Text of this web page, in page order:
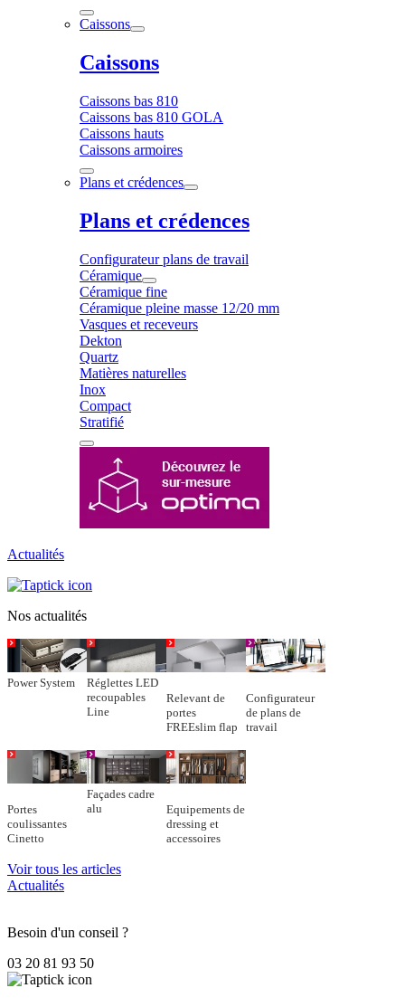
Caissons
Caissons
Caissons bas 810
Caissons bas 810 GOLA
Caissons hauts
Caissons armoires
Plans et crédences
Plans et crédences
Configurateur plans de travail
Céramique
Céramique fine
Céramique pleine masse 12/20 mm
Vasques et receveurs
Dekton
Quartz
Matières naturelles
Inox
Compact
Stratifié
Actualités
Nos actualités
Power System
Réglettes LED
recoupables
Line
Relevant de
portes
FREEslim flap
Configurateur
de plans de
travail
Portes
coulissantes
Cinetto
Façades cadre
alu
Equipements de
dressing et
accessoires
Voir tous les articles
Actualités
Besoin d'un conseil ?
03 20 81 93 50